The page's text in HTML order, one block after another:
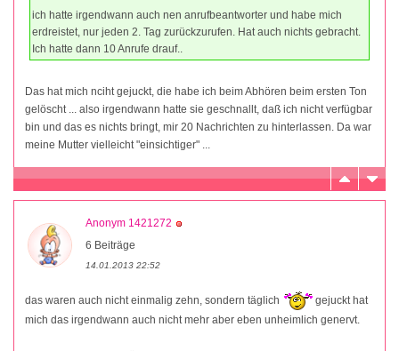
ich hatte irgendwann auch nen anrufbeantworter und habe mich
erdreistet, nur jeden 2. Tag zurückzurufen. Hat auch nichts gebracht.
Ich hatte dann 10 Anrufe drauf..
Das hat mich nciht gejuckt, die habe ich beim Abhören beim ersten Ton
gelöscht ... also irgendwann hatte sie geschnallt, daß ich nicht verfügbar
bin und das es nichts bringt, mir 20 Nachrichten zu hinterlassen. Da war
meine Mutter vielleicht "einsichtiger" ...
Anonym 1421272
6 Beiträge
14.01.2013 22:52
das waren auch nicht einmalig zehn, sondern täglich
gejuckt hat
mich das irgendwann auch nicht mehr aber eben unheimlich genervt.